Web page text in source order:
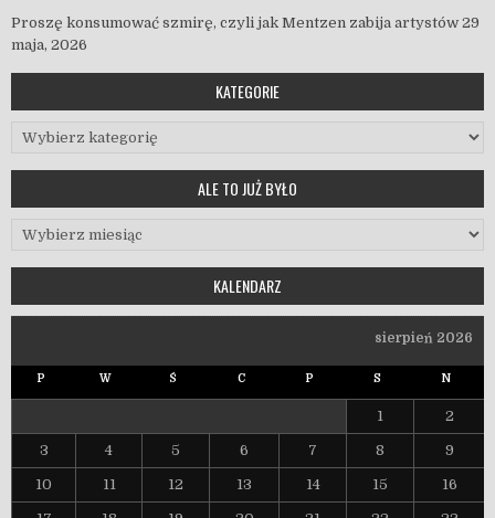
Proszę konsumować szmirę, czyli jak Mentzen zabija artystów 29
maja, 2026
KATEGORIE
Kategorie
ALE TO JUŻ BYŁO
Ale to już było
KALENDARZ
sierpień 2026
P W Ś C P S N
1 2
3 4 5 6 7 8 9
10 11 12 13 14 15 16